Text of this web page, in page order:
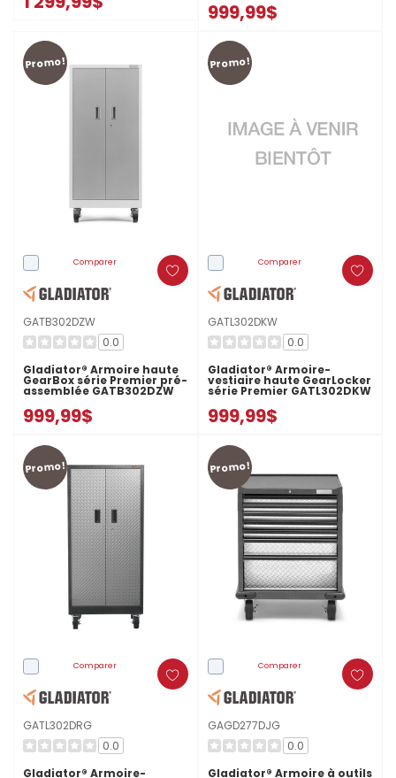
999,99$
Promo!
Comparer
GATB302DZW
0.0
Gladiator® Armoire haute
GearBox série Premier pré-
assemblée GATB302DZW
999,99$
Promo!
Comparer
GATL302DKW
0.0
Gladiator® Armoire-
vestiaire haute GearLocker
série Premier GATL302DKW
999,99$
Promo!
Comparer
GATL302DRG
0.0
Gladiator® Armoire-
Promo!
Comparer
GAGD277DJG
0.0
Gladiator® Armoire à outils